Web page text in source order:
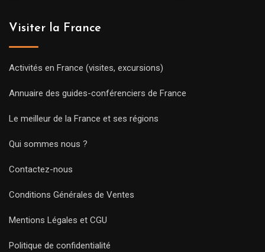
Visiter la France
Activités en France (visites, excursions)
Annuaire des guides-conférenciers de France
Le meilleur de la France et ses régions
Qui sommes nous ?
Contactez-nous
Conditions Générales de Ventes
Mentions Légales et CGU
Politique de confidentialité